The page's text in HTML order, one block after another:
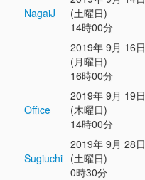
NagaiJ
(土曜日)
14時00分
2019年 9月 16日
(月曜日)
16時00分
Office
2019年 9月 19日
(木曜日)
14時00分
Sugiuchi
2019年 9月 28日
(土曜日)
0時30分